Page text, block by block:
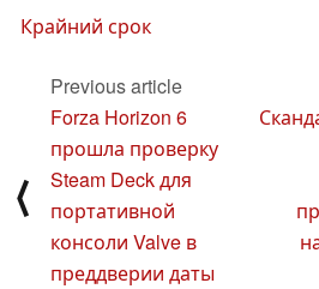
Крайний срок
⟨
Previous article
Forza Horizon 6
прошла проверку
Steam Deck для
портативной
консоли Valve в
преддверии даты